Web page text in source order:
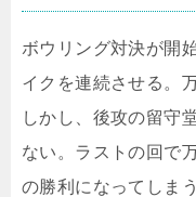
ボウリング対決が開
イクを連続させる。
しかし、後攻の留守
ない。ラストの回で
の勝利になってしま